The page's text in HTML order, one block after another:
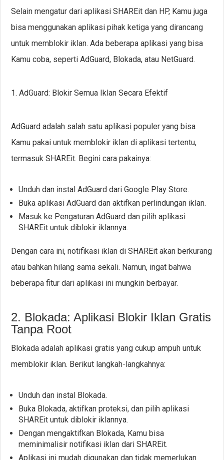
Selain mengatur dari aplikasi SHAREit dan HP, Kamu juga
bisa menggunakan aplikasi pihak ketiga yang dirancang
untuk memblokir iklan. Ada beberapa aplikasi yang bisa
Kamu coba, seperti AdGuard, Blokada, atau NetGuard.
1. AdGuard: Blokir Semua Iklan Secara Efektif
AdGuard adalah salah satu aplikasi populer yang bisa
Kamu pakai untuk memblokir iklan di aplikasi tertentu,
termasuk SHAREit. Begini cara pakainya:
Unduh dan instal AdGuard dari Google Play Store.
Buka aplikasi AdGuard dan aktifkan perlindungan iklan.
Masuk ke Pengaturan AdGuard dan pilih aplikasi
SHAREit untuk diblokir iklannya.
Dengan cara ini, notifikasi iklan di SHAREit akan berkurang
atau bahkan hilang sama sekali. Namun, ingat bahwa
beberapa fitur dari aplikasi ini mungkin berbayar.
2. Blokada: Aplikasi Blokir Iklan Gratis
Tanpa Root
Blokada adalah aplikasi gratis yang cukup ampuh untuk
memblokir iklan. Berikut langkah-langkahnya:
Unduh dan instal Blokada.
Buka Blokada, aktifkan proteksi, dan pilih aplikasi
SHAREit untuk diblokir iklannya.
Dengan mengaktifkan Blokada, Kamu bisa
meminimalisir notifikasi iklan dari SHAREit.
Aplikasi ini mudah digunakan dan tidak memerlukan